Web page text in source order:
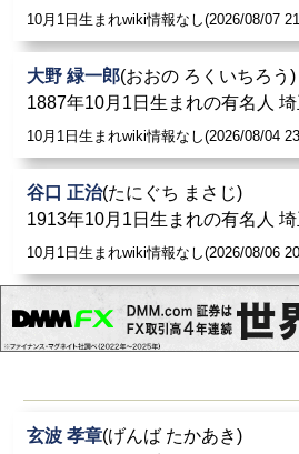
10月1日生まれwiki情報なし(2026/08/07
大野 緑一郎(おおの ろくいちろう)
1887年10月1日生まれの有名人
10月1日生まれwiki情報なし(2026/08/04
谷口 正治(たにぐち まさじ)
1913年10月1日生まれの有名人
10月1日生まれwiki情報なし(2026/08/06
玄波 孝章(げんば たかあき)